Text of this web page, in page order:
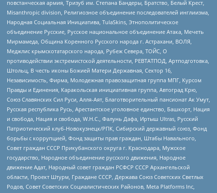
повстанческая армия, Тризуб им. Степана Бандеры, Братство, Белый Крест,
Misanthropic division, Религиозное объединение последователей инглиизма,
Народная Социальная Инициатива, TulaSkins, Этнополитическое
объединение Русские, Русское национальное объединение Атака, Мечеть
Мирмамеда, Община Коренного Русского народа г. Астрахани, ВОЛЯ,
Меджлис крымскотатарского народа, Рубеж Севера, ТОЙС, О
противодействии экстремистской деятельности, РЕВТАТПОД, Артподготовка,
Штольц, В честь иконы Божией Матери Державная, Сектор 16,
Независимость, Фирма, Молодежная правозащитная группа МПГ, Курсом
Правды и Единения, Каракольская инициативная группа, Автоград Крю,
Союз Славянских Сил Руси, Алля-Аят, Благотворительный пансионат Ак Умут,
Русская республика Русь, Арестантское уголовное единство, Башкорт, Нация
и свобода, Нация и свобода, W.H.С., Фалунь Дафа, Иртыш Ultras, Русский
Патриотический клуб-Новокузнецк/РПК, Сибирский державный союз, Фонд
борьбы с коррупцией, Фонд защиты прав граждан, Штабы Навального,
Совет граждан СССР Прикубанского округа г. Краснодара, Мужское
государство, Народное объединение русского движения, Народное
движение Адат, Народный совет граждан РСФСР СССР Архангельской
области, Проект Штурм, Граждане СССР, Держава Союз Советских Светлых
Родов, Совет Советских Социалистических Районов, Meta Platforms Inc,